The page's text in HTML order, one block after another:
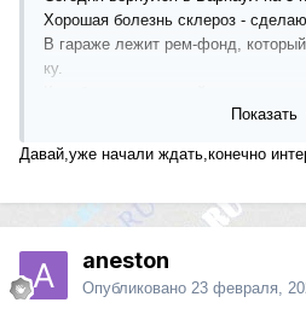
Хорошая болезнь склероз -
В гараже лежит рем-фонд,
ку.
ку?
фотографии сюда выложить.
Цены буду писать здесь же, но в
Показать
Давай,уже начали ждать,конечно
aneston
Опубликовано 23 февраля,